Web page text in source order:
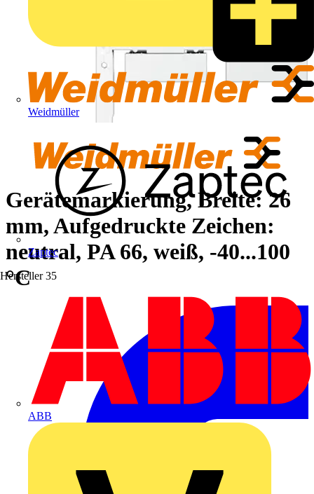
Weidmüller
Zaptec
Hersteller 35
ABB
Gerätemarkierung, Breite: 26
mm, Aufgedruckte Zeichen:
neutral, PA 66, weiß, -40...100
°C